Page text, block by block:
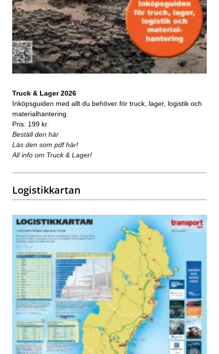
Truck & Lager 2026
Inköpsguiden med allt du behöver för truck, lager, logistik och
materialhantering.
Pris: 199 kr.
Beställ den här
Läs den som pdf här!
All info om Truck & Lager!
Logistikkartan